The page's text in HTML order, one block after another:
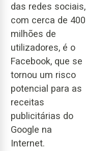
das redes sociais,
com cerca de 400
milhões de
utilizadores, é o
Facebook, que se
tornou um risco
potencial para as
receitas
publicitárias do
Google na
Internet.